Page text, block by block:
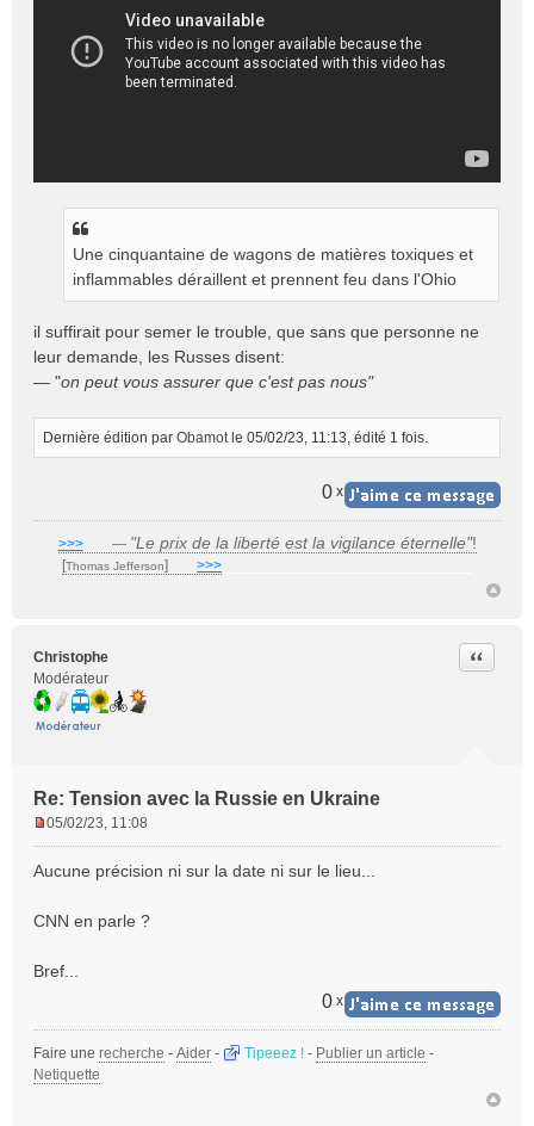
Une cinquantaine de wagons de matières toxiques et
inflammables déraillent et prennent feu dans l'Ohio
il suffirait pour semer le trouble, que sans que personne ne
leur demande, les Russes disent:
— "on peut vous assurer que c'est pas nous"
Dernière édition par Obamot le 05/02/23, 11:13, édité 1 fois.
0 x
>>>___ — "Le prix de la liberté est la vigilance éternelle"!
[Thomas Jefferson] >>>
Christophe
Modérateur
Re: Tension avec la Russie en Ukraine
Citer
s
a
e
n
l
u
05/02/23, 11:08
Aucune précision ni sur la date ni sur le lieu...
CNN en parle ?
Bref...
0 x
Faire une recherche - Aider - Tipeeez ! - Publier un article -
Netiquette